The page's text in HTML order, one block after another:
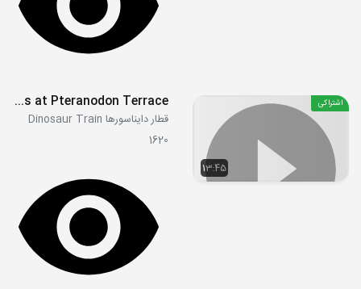
13:45
اشتراکی S02E10a - Dry Times at Pteranodon Terrace
قطار دایناسورها Dinosaur Train
1620